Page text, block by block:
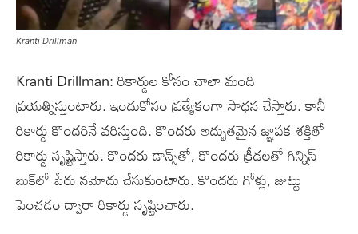
Kranti Drillman
Kranti Drillman: రికార్డుల కోసం చాలా మంది
ప్రయత్నిస్తుంటారు. ఇందుకోసం ప్రత్యేకంగా సాధన చేస్తారు. కానీ
రికార్డు కొందరినే వరిస్తుంది. కొందరు అద్భుతమైన జ్ఞాపక శక్తితో
రికార్డు సృష్టిస్తారు. కొందరు డాన్స్‌తో, కొందరు క్రీడలతో గిన్నిస్‌
బుక్‌లో పేరు నమోదు చేసుకుంటారు. కొందరు గోళ్లు, జుట్టు
పెంచడం ద్వారా రికార్డు సృష్టించారు.